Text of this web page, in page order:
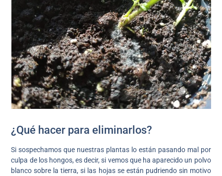
¿Qué hacer para eliminarlos?
Si sospechamos que nuestras plantas lo están pasando mal por
culpa de los hongos, es decir, si vemos que ha aparecido un polvo
blanco sobre la tierra, si las hojas se están pudriendo sin motivo